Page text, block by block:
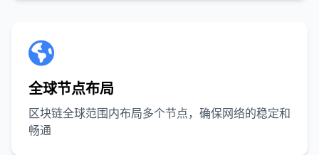
全球节点布局
区块链全球范围内布局多个节点，确保网络的稳定和
畅通